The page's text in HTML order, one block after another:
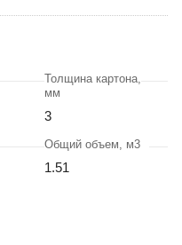
Толщина картона,
мм
3
Общий объем, м3
1.51